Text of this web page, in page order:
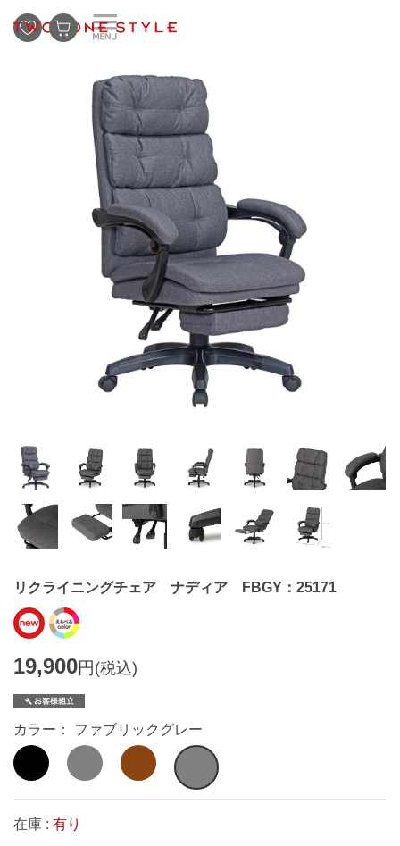
リクライニングチェア ナディア FBGY：25171
19,900円(税込)
カラー： ファブリックグレー
在庫 : 有り